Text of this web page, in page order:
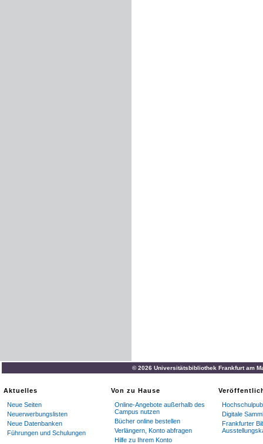
© 2026 Universitätsbibliothek Frankfurt am
Aktuelles
Neue Seiten
Neuerwerbungslisten
Neue Datenbanken
Führungen und Schulungen
Von zu Hause
Online-Angebote außerhalb des
Campus nutzen
Bücher online bestellen
Verlängern, Konto abfragen
Hilfe zu Ihrem Konto
Digitale
Frankfurter